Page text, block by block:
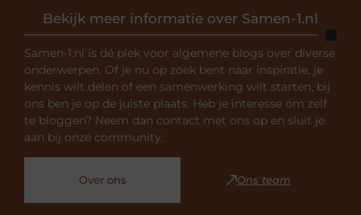
Bekijk meer informatie over Samen-1.nl
Samen-1.nl is dé plek voor algemene blogs over diverse
onderwerpen. Of je nu op zoek bent naar inspiratie, je
kennis wilt delen of een samenwerking wilt starten, bij
ons ben je op de juiste plaats. Heb je interesse om zelf
te bloggen? Neem dan contact met ons op en sluit je
aan bij onze community.
Over ons Ons team